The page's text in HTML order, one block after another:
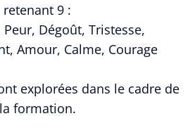
retenant 9 :
Peur, Dégoût, Tristesse,
Amour, Calme, Courage
explorées dans le cadre de
la formation.